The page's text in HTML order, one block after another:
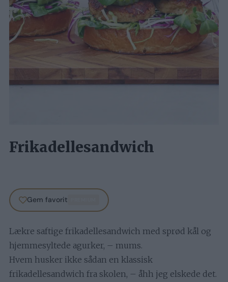
Frikadellesandwich
Gem favorit
Lækre saftige frikadellesandwich med sprød kål og
hjemmesyltede agurker, – mums.
Hvem husker ikke sådan en klassisk
frikadellesandwich fra skolen, – åhh jeg elskede det.